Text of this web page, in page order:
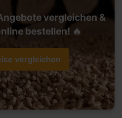
vergleichen &
bestellen! 🔥
vergleichen